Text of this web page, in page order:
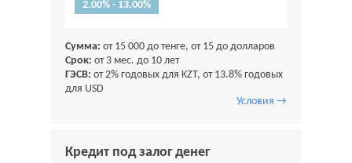
2.00% - 13.00%
Сумма: от 15 000 до тенге, от 15 до долларов
Срок: от 3 мес. до 10 лет
ГЭСВ: от 2% годовых для KZT, от 13.8% годовых
для USD
Условия →
Кредит под залог денег